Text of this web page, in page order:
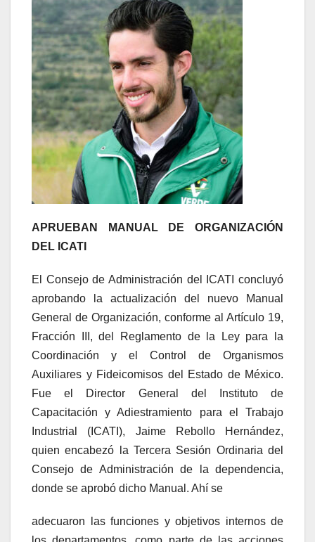
APRUEBAN MANUAL DE ORGANIZACIÓN
DEL ICATI
El Consejo de Administración del ICATI concluyó
aprobando la actualización del nuevo Manual
General de Organización, conforme al Artículo 19,
Fracción III, del Reglamento de la Ley para la
Coordinación y el Control de Organismos
Auxiliares y Fideicomisos del Estado de México.
Fue el Director General del Instituto de
Capacitación y Adiestramiento para el Trabajo
Industrial (ICATI), Jaime Rebollo Hernández,
quien encabezó la Tercera Sesión Ordinaria del
Consejo de Administración de la dependencia,
donde se aprobó dicho Manual. Ahí se
adecuaron las funciones y objetivos internos de